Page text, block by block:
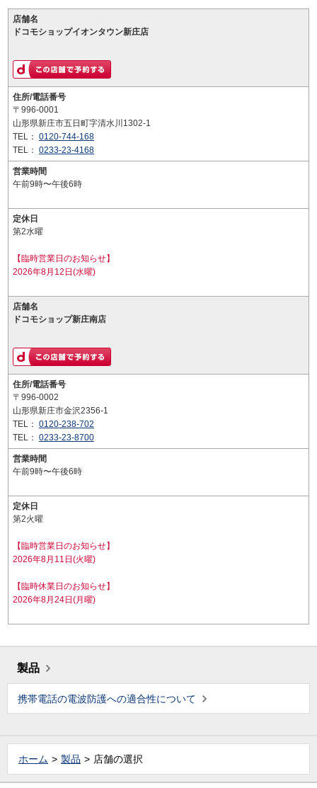
店舗名
ドコモショップイオンタウン新庄店
住所/電話番号
〒996-0001
山形県新庄市五日町字清水川1302-1
TEL： 0120-744-168
TEL： 0233-23-4168
営業時間
午前9時〜午後6時
定休日
第2水曜
【臨時営業日のお知らせ】
2026年8月12日(水曜)
店舗名
ドコモショップ新庄南店
住所/電話番号
〒996-0002
山形県新庄市金沢2356-1
TEL： 0120-238-702
TEL： 0233-23-8700
営業時間
午前9時〜午後6時
定休日
第2火曜
【臨時営業日のお知らせ】
2026年8月11日(火曜)
【臨時休業日のお知らせ】
2026年8月24日(月曜)
製品
携帯電話の電波防護への適合性について
ホーム 製品 店舗の選択